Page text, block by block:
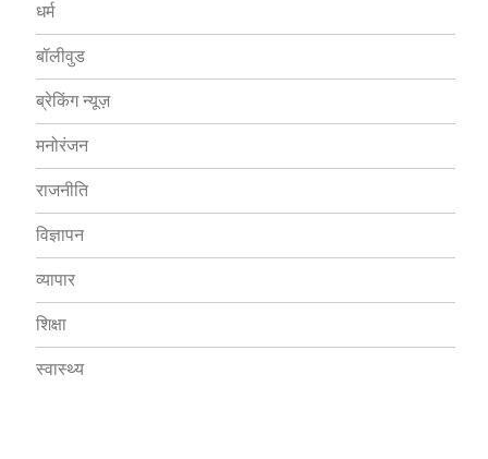
धर्म
बॉलीवुड
ब्रेकिंग न्यूज़
मनोरंजन
राजनीति
विज्ञापन
व्यापार
शिक्षा
स्वास्थ्य